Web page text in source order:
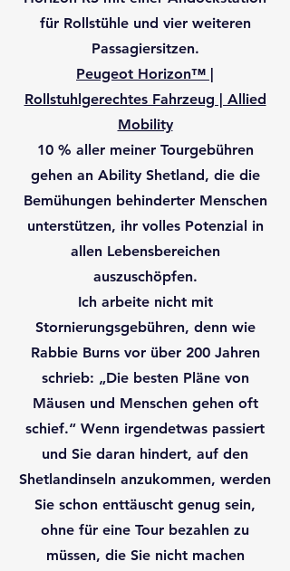
für Rollstühle und vier weiteren
Passagiersitzen.
Peugeot Horizon™ |
Rollstuhlgerechtes Fahrzeug | Allied
Mobility
10 % aller meiner Tourgebühren
gehen an Ability Shetland, die die
Bemühungen behinderter Menschen
unterstützen, ihr volles Potenzial in
allen Lebensbereichen
auszuschöpfen.
Ich arbeite nicht mit
Stornierungsgebühren, denn wie
Rabbie Burns vor über 200 Jahren
schrieb: „Die besten Pläne von
Mäusen und Menschen gehen oft
schief.“ Wenn irgendetwas passiert
und Sie daran hindert, auf den
Shetlandinseln anzukommen, werden
Sie schon enttäuscht genug sein,
ohne für eine Tour bezahlen zu
müssen, die Sie nicht machen